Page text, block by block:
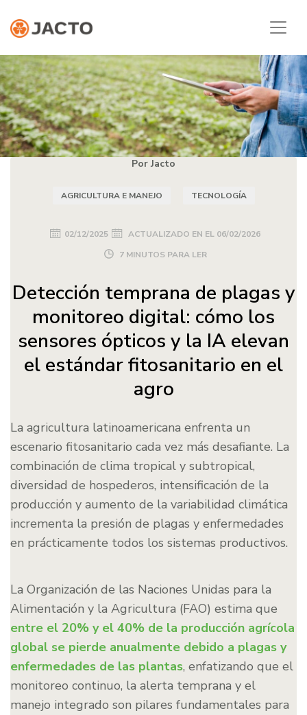
Por Jacto
AGRICULTURA E MANEJO TECNOLOGÍA
02/12/2025 ACTUALIZADO EN EL 06/02/2026
7 MINUTOS PARA LER
Detección temprana de plagas y
monitoreo digital: cómo los
sensores ópticos y la IA elevan
el estándar fitosanitario en el
agro
La agricultura latinoamericana enfrenta un
escenario fitosanitario cada vez más desafiante. La
combinación de clima tropical y subtropical,
diversidad de hospederos, intensificación de la
producción y aumento de la variabilidad climática
incrementa la presión de plagas y enfermedades
en prácticamente todos los sistemas productivos.
La Organización de las Naciones Unidas para la
Alimentación y la Agricultura (FAO) estima que
entre el 20% y el 40% de la producción agrícola
global se pierde anualmente debido a plagas y
enfermedades de las plantas, enfatizando que el
monitoreo continuo, la alerta temprana y el
manejo integrado son pilares fundamentales para